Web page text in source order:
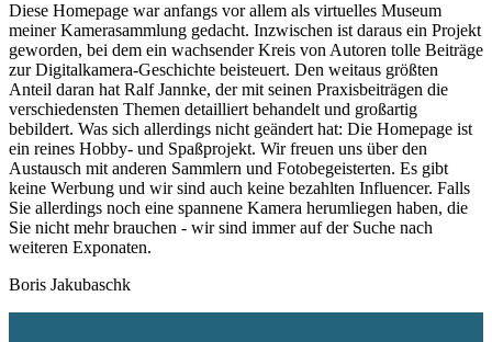
Diese Homepage war anfangs vor allem als virtuelles Museum
meiner Kamerasammlung gedacht. Inzwischen ist daraus ein Projekt
geworden, bei dem ein wachsender Kreis von Autoren tolle Beiträge
zur Digitalkamera-Geschichte beisteuert. Den weitaus größten
Anteil daran hat Ralf Jannke, der mit seinen Praxisbeiträgen die
verschiedensten Themen detailliert behandelt und großartig
bebildert. Was sich allerdings nicht geändert hat: Die Homepage ist
ein reines Hobby- und Spaßprojekt. Wir freuen uns über den
Austausch mit anderen Sammlern und Fotobegeisterten. Es gibt
keine Werbung und wir sind auch keine bezahlten Influencer. Falls
Sie allerdings noch eine spannene Kamera herumliegen haben, die
Sie nicht mehr brauchen - wir sind immer auf der Suche nach
weiteren Exponaten.
Boris Jakubaschk